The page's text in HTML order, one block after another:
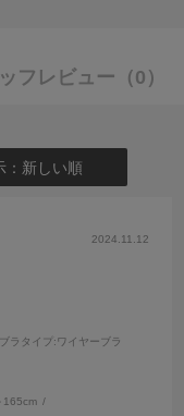
フレビュー （0）
：新しい順
2024.11.12
ラタイプ :ワイヤーブラ
165cm